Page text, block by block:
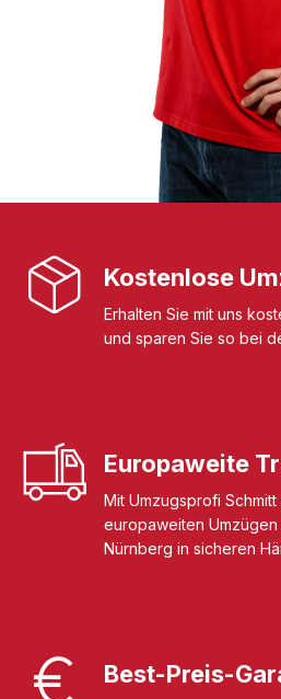
Kostenlose
Erhalten Sie mit uns
und sparen Sie so bei
Europaweite
Mit Umzugsprofi
europaweiten
Nürnberg in sicheren
Best-Preis-